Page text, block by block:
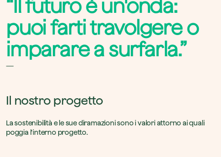
“Il futuro è un'onda:
puoi farti travolgere o
imparare a surfarla.”
Il nostro progetto
La sostenibilità e le sue diramazioni sono i valori attorno ai quali
poggia l'interno progetto.